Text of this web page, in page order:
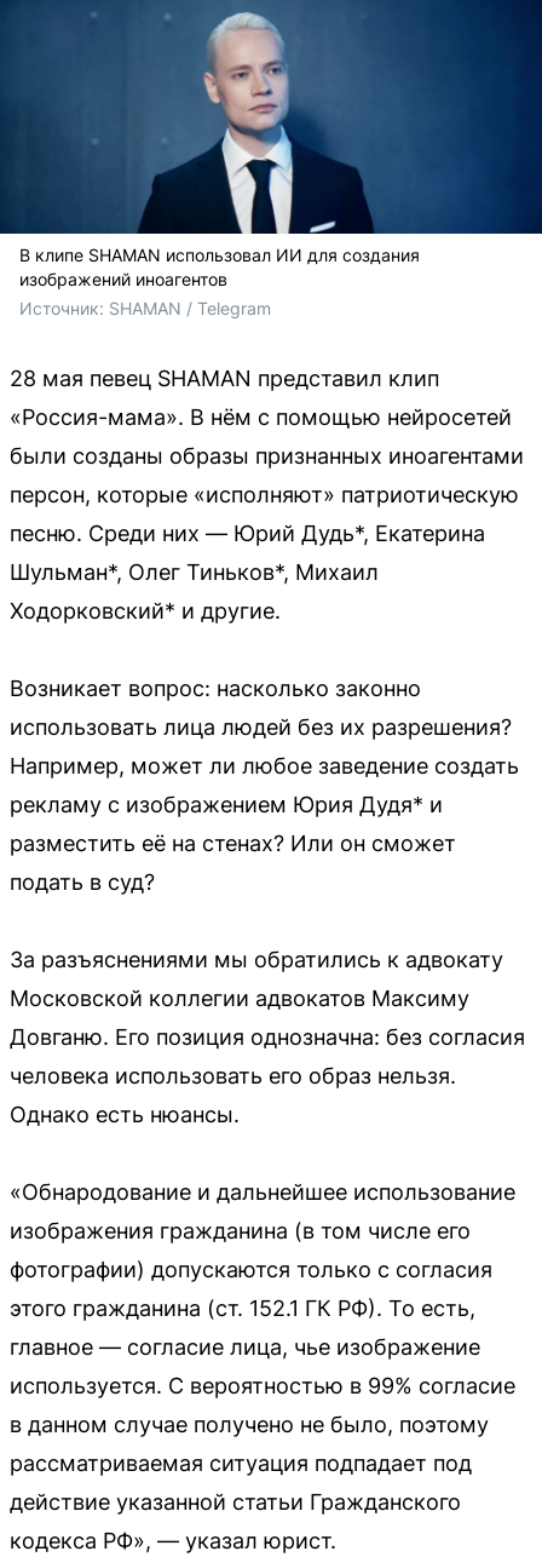
В клипе SHAMAN использовал ИИ для создания
изображений иноагентов
Источник: SHAMAN / Telegram
28 мая певец SHAMAN представил клип
«Россия-мама». В нём с помощью нейросетей
были созданы образы признанных иноагентами
персон, которые «исполняют» патриотическую
песню. Среди них — Юрий Дудь*, Екатерина
Шульман*, Олег Тиньков*, Михаил
Ходорковский* и другие.
Возникает вопрос: насколько законно
использовать лица людей без их разрешения?
Например, может ли любое заведение создать
рекламу с изображением Юрия Дудя* и
разместить её на стенах? Или он сможет
подать в суд?
За разъяснениями мы обратились к адвокату
Московской коллегии адвокатов Максиму
Довганю. Его позиция однозначна: без согласия
человека использовать его образ нельзя.
Однако есть нюансы.
«Обнародование и дальнейшее использование
изображения гражданина (в том числе его
фотографии) допускаются только с согласия
этого гражданина (ст. 152.1 ГК РФ). То есть,
главное — согласие лица, чье изображение
используется. С вероятностью в 99% согласие
в данном случае получено не было, поэтому
рассматриваемая ситуация подпадает под
действие указанной статьи Гражданского
кодекса РФ», — указал юрист.